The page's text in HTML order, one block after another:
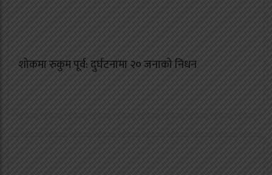
शोकमा रुकुम पूर्व: दुर्घटनामा २० जनाको निधन